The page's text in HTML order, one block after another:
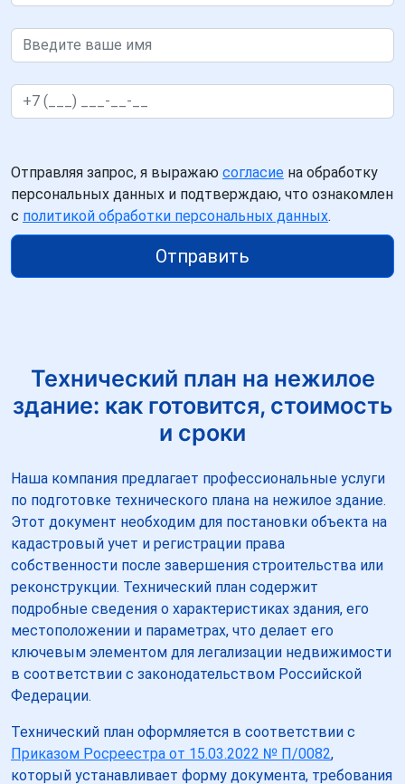
Отправляя запрос, я выражаю согласие на обработку
персональных данных и подтверждаю, что ознакомлен
с политикой обработки персональных данных.
Отправить
Технический план на нежилое
здание: как готовится, стоимость
и сроки
Наша компания предлагает профессиональные услуги
по подготовке технического плана на нежилое здание.
Этот документ необходим для постановки объекта на
кадастровый учет и регистрации права
собственности после завершения строительства или
реконструкции. Технический план содержит
подробные сведения о характеристиках здания, его
местоположении и параметрах, что делает его
ключевым элементом для легализации недвижимости
в соответствии с законодательством Российской
Федерации.
Технический план оформляется в соответствии с
Приказом Росреестра от 15.03.2022 № П/0082,
который устанавливает форму документа, требования